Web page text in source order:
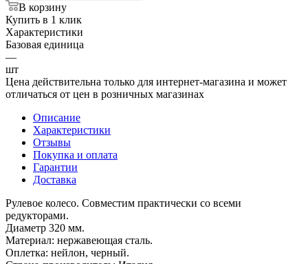
В корзину
Купить в 1 клик
Характеристики
Базовая единица
—
шт
Цена действительна только для интернет-магазина и может
отличаться от цен в розничных магазинах
Описание
Характеристики
Отзывы
Покупка и оплата
Гарантии
Доставка
Рулевое колесо. Совместим практически со всеми
редукторами.
Диаметр 320 мм.
Материал: нержавеющая сталь.
Оплетка: нейлон, черный.